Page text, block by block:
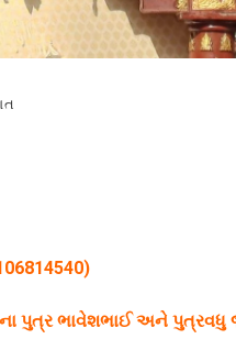
પુત્ર ભાવેશભાઈ અને